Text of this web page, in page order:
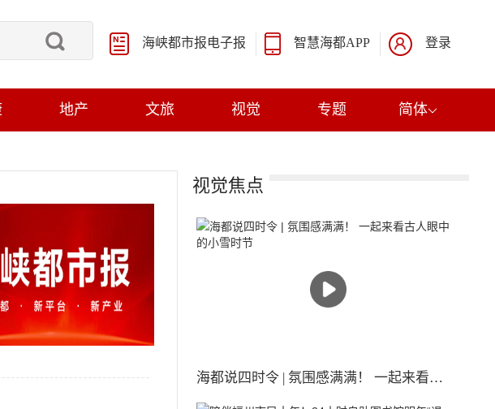
海峡都市报电子报 智慧海都APP 登录
地产 文旅 视觉 专题 简体
视觉焦点
海都说四时令 | 氛围感满满！ 一起来看古人眼中的小雪时节